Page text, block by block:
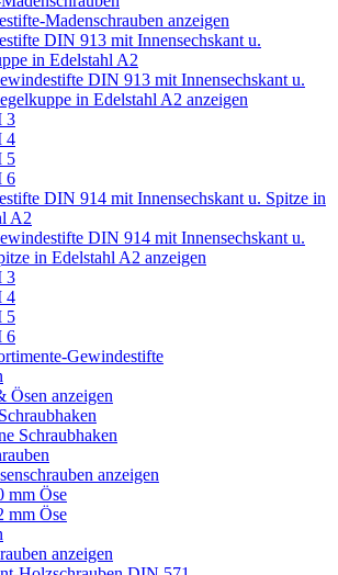
Madenschrauben anzeigen
DIN 913 mit Innensechskant u.
in Edelstahl A2
DIN 913 mit Innensechskant u.
in Edelstahl A2 anzeigen
3
4
5
6
DIN 914 mit Innensechskant u. Spitze in
A2
DIN 914 mit Innensechskant u.
in Edelstahl A2 anzeigen
3
4
5
6
Gewindestifte
Ösen anzeigen
Schraubhaken
anzeigen
mm Öse
mm Öse
anzeigen